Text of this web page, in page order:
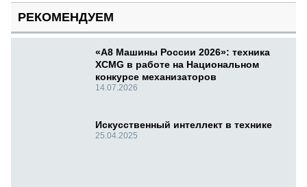
РЕКОМЕНДУЕМ
«А8 Машины России 2026»: техника
XCMG в работе на Национальном
конкурсе механизаторов
14.07.2026
Искусственный интеллект в технике
25.04.2025